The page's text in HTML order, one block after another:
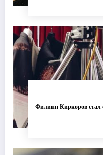
Филипп Киркоров стал